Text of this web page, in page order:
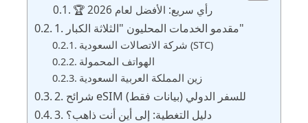
🏆 رأي سريع: الأفضل لعام 2026
1. مقدمو الخدمات المحليون "الثلاثة الكبار"
شركة الاتصالات السعودية (STC)
الهواتف المحمولة
زين المملكة العربية السعودية
2. شرائح eSIM للسفر الدولي (بيانات فقط)
3. دليل التغطية: إلى أين أنت ذاهب؟